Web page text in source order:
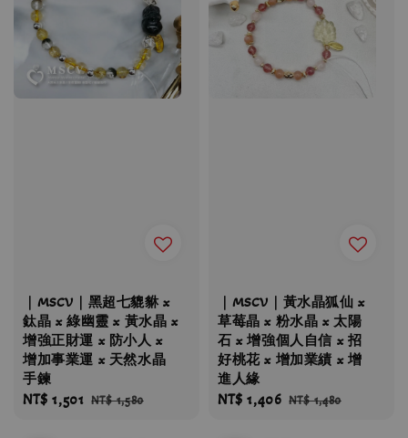
｜MSCV｜黑超七貔貅 x
鈦晶 x 綠幽靈 x 黃水晶 x
增強正財運 x 防小人 x
增加事業運 x 天然水晶
手鍊
Sale
NT$ 1,501 Regular
NT$ 1,580
｜MSCV｜黃水晶狐仙 x
草莓晶 x 粉水晶 x 太陽
石 x 增強個人自信 x 招
好桃花 x 增加業績 x 增
進人緣
Sale
NT$ 1,406 Regular
NT$ 1,480